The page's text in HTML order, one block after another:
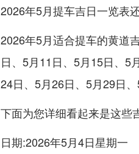
2026年5月提车吉日一览表
2026年5月适合提车的黄道
日、5月11日、5月15日、5
24日、5月26日、5月29日、
下面为您详细看起来是这些
日期:2026年5月4日星期一